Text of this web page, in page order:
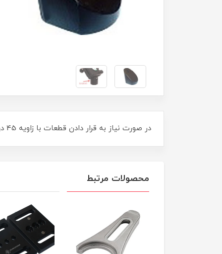
در صورت نیاز به قرار دادن قطعات با زاویه 45 درجه از این مبدل زاویه می توان استفاده کرد. یک از عکسهای محصول مورد استفاده را بیان می کند.
محصولات مرتبط